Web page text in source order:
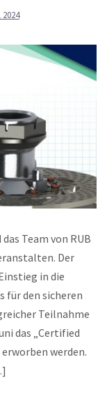
2024
Team von RUB
Der
in die
für den sicheren
Teilnahme
das „Certified
werden.